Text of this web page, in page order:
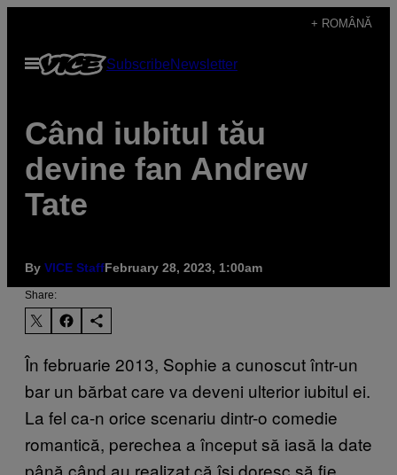
content
+ ROMÂNĂ
Open
Menu
SubscribeNewsletter
Când iubitul tău
devine fan Andrew
Tate
By VICE StaffFebruary 28, 2023, 1:00am
Share:
În februarie 2013, Sophie a cunoscut într-un
bar un bărbat care va deveni ulterior iubitul ei.
La fel ca-n orice scenariu dintr-o comedie
romantică, perechea a început să iasă la date
până când au realizat că își doresc să fie